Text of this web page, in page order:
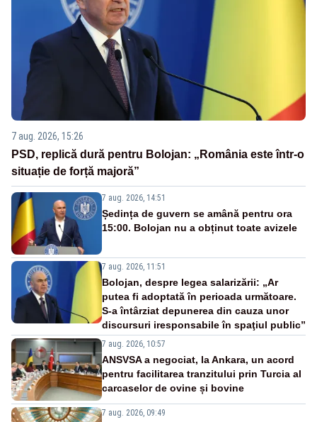
7 aug. 2026, 15:26
PSD, replică dură pentru Bolojan: „România este într-o
situație de forță majoră”
7 aug. 2026, 14:51
Ședința de guvern se amână pentru ora
15:00. Bolojan nu a obținut toate avizele
7 aug. 2026, 11:51
Bolojan, despre legea salarizării: „Ar
putea fi adoptată în perioada următoare.
S-a întârziat depunerea din cauza unor
discursuri iresponsabile în spaţiul public”
7 aug. 2026, 10:57
ANSVSA a negociat, la Ankara, un acord
pentru facilitarea tranzitului prin Turcia al
carcaselor de ovine și bovine
7 aug. 2026, 09:49